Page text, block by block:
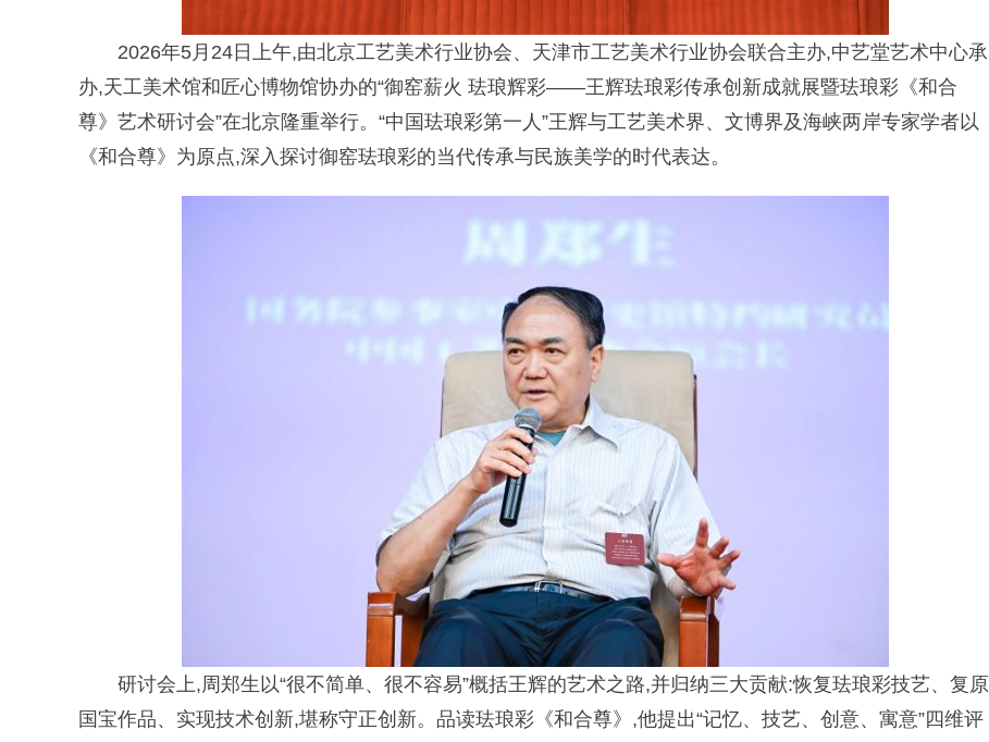
2026年5月24日上午,由北京工艺美术行业协会、天津市工艺美术行业协会联合主办,中艺堂艺术中心承
办,天工美术馆和匠心博物馆协办的“御窑薪火 珐琅辉彩——王辉珐琅彩传承创新成就展暨珐琅彩《和合
尊》艺术研讨会”在北京隆重举行。“中国珐琅彩第一人”王辉与工艺美术界、文博界及海峡两岸专家学者以
《和合尊》为原点,深入探讨御窑珐琅彩的当代传承与民族美学的时代表达。
研讨会上,周郑生以“很不简单、很不容易”概括王辉的艺术之路,并归纳三大贡献:恢复珐琅彩技艺、复原
国宝作品、实现技术创新,堪称守正创新。品读珐琅彩《和合尊》,他提出“记忆、技艺、创意、寓意”四维评